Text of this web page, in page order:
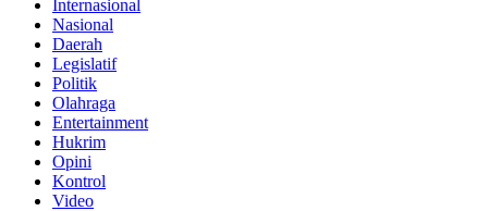
Internasional
Nasional
Daerah
Legislatif
Politik
Olahraga
Entertainment
Hukrim
Opini
Kontrol
Video